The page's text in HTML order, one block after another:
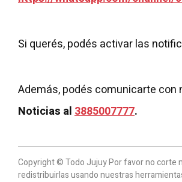
Si querés, podés activar las
Además, podés comunicarte con
Noticias al3885007777.
Copyright © Todo Jujuy Por favor no corte
redistribuirlas usando nuestras